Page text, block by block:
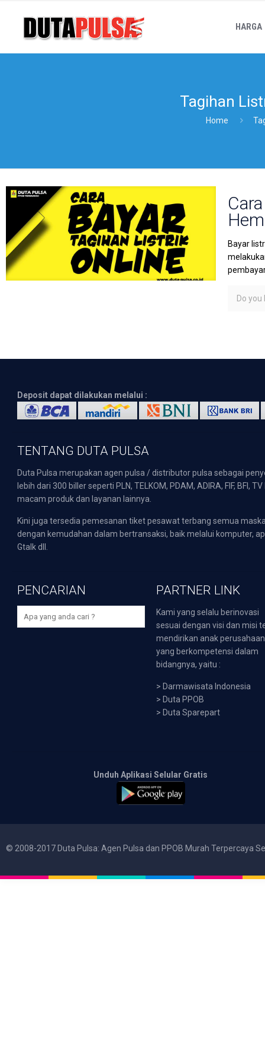
HARGA
Tagihan
Home
Bayar
Do you
Deposit dapat dilakukan melalui :
TENTANG DUTA PULSA
Duta Pulsa merupakan agen pulsa / distributor pulsa sebagai
lebih dari 300 biller seperti PLN, TELKOM, PDAM, ADIRA, FIF,
macam produk dan layanan lainnya.
Kini juga tersedia pemesanan tiket pesawat terbang semua
dengan kemudahan dalam bertransaksi, baik melalui komputer,
Gtalk dll.
PENCARIAN PARTNER LINK
Kami yang selalu berinovasi
sesuai dengan visi dan misi
mendirikan anak perusahaan
yang berkompetensi dalam
bidangnya, yaitu :
> Darmawisata Indonesia
> Duta PPOB
> Duta Sparepart
Unduh Aplikasi Selular Gratis
© 2008-2017 Duta Pulsa: Agen Pulsa dan PPOB Murah Terpercaya